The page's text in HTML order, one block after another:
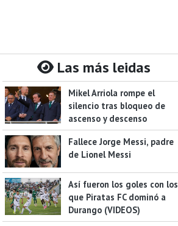
Las más leidas
Mikel Arriola rompe el
silencio tras bloqueo de
ascenso y descenso
Fallece Jorge Messi, padre
de Lionel Messi
Así fueron los goles con los
que Piratas FC dominó a
Durango (VIDEOS)